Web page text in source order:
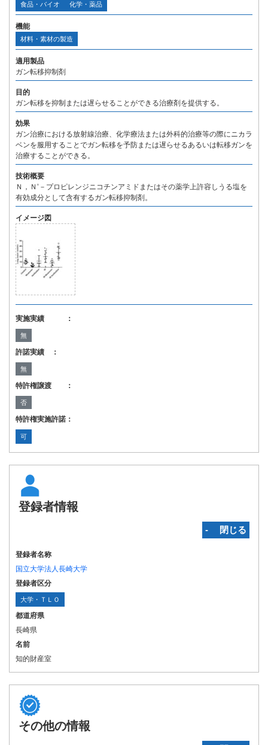
食品・バイオ 化学・薬品
機能
材料・素材の製造
適用製品
ガン転移抑制剤
目的
ガン転移を抑制または遅らせることができる治療剤を提供する。
効果
ガン治療における放射線治療、化学療法または外科的治療等の際にニカラ
ベンを服用することでガン転移を予防または遅らせるあるいは転移ガンを
治療することができる。
技術概要
Ｎ，Ｎ’－プロピレンジニコチンアミドまたはその薬学上許容しうる塩を
有効成分として含有するガン転移抑制剤。
イメージ図
実施実績 ：
無
許諾実績 ：
無
特許権譲渡 ：
否
特許権実施許諾：
可
登録者情報
‐ 閉じる
登録者名称
国立大学法人長崎大学
登録者区分
大学・ＴＬＯ
都道府県
長崎県
名前
知的財産室
その他の情報